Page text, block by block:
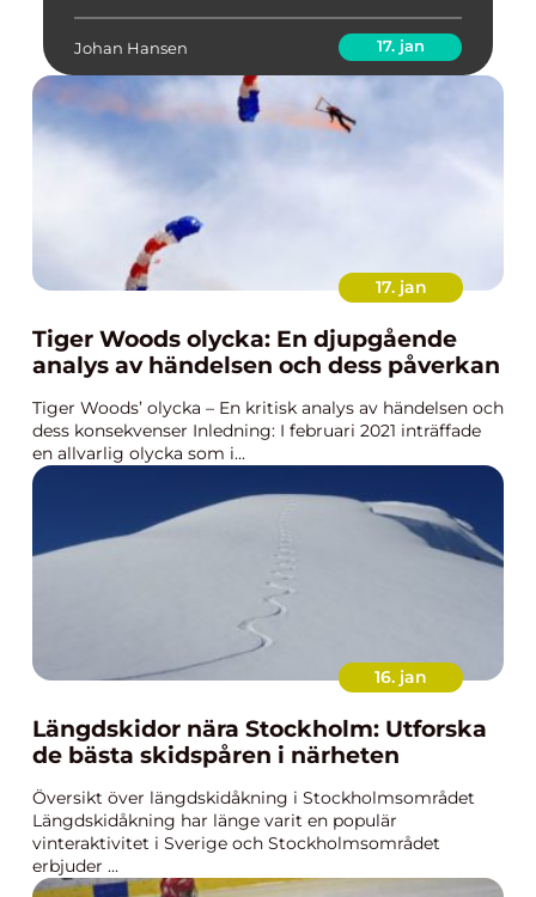
Johan Hansen 17. jan
17. jan
Tiger Woods olycka: En djupgående
analys av händelsen och dess påverkan
Tiger Woods’ olycka – En kritisk analys av händelsen och
dess konsekvenser Inledning: I februari 2021 inträffade
en allvarlig olycka som i...
16. jan
Längdskidor nära Stockholm: Utforska
de bästa skidspåren i närheten
Översikt över längdskidåkning i Stockholmsområdet
Längdskidåkning har länge varit en populär
vinteraktivitet i Sverige och Stockholmsområdet
erbjuder ...